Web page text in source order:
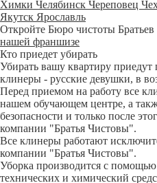
Химки Челябинск Череповец
Якутск Ярославль
Откройте Бюро чистоты
нашей франшизе
Кто приедет убирать
Убирать вашу квартиру
клинеры - русские девушки, в
Перед приемом на работу все
нашем обучающем центре, а
безопасности и только после
компании "Братья Чистовы".
Все клинеры работают
компании "Братья Чистовы".
Уборка производится с
технических и химический